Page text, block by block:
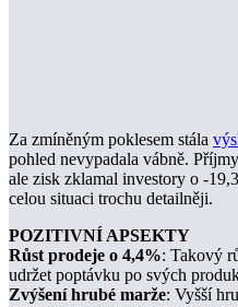
Za zmíněným poklesem stála
pohled nevypadala vábně.
ale zisk zklamal investory o -
celou situaci trochu detailněji.
POZITIVNÍ APSEKTY
Růst prodeje o 4,4%: Takový
udržet poptávku po svých
Zvýšení hrubé marže: Vyšší